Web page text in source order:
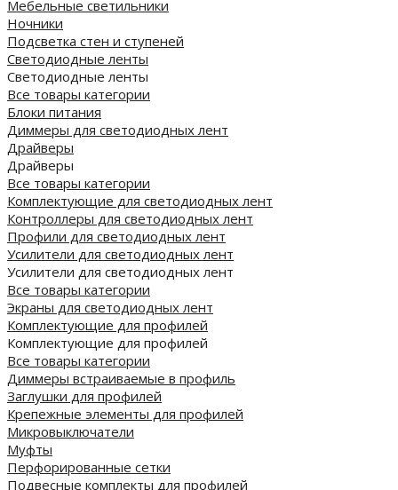
Мебельные светильники
Ночники
Подсветка стен и ступеней
Светодиодные ленты
Светодиодные ленты
Все товары категории
Блоки питания
Диммеры для светодиодных лент
Драйверы
Драйверы
Все товары категории
Комплектующие для светодиодных лент
Контроллеры для светодиодных лент
Профили для светодиодных лент
Усилители для светодиодных лент
Усилители для светодиодных лент
Все товары категории
Экраны для светодиодных лент
Комплектующие для профилей
Комплектующие для профилей
Все товары категории
Диммеры встраиваемые в профиль
Заглушки для профилей
Крепежные элементы для профилей
Микровыключатели
Муфты
Перфорированные сетки
Подвесные комплекты для профилей